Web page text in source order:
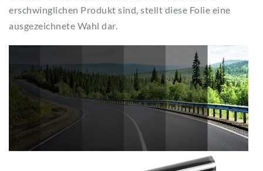
erschwinglichen Produkt sind, stellt diese Folie eine
ausgezeichnete Wahl dar.